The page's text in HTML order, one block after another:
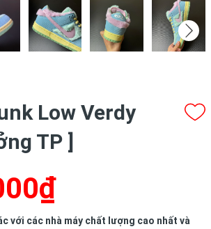
Low Verdy
TP ]
với các nhà máy chất lượng cao nhất và